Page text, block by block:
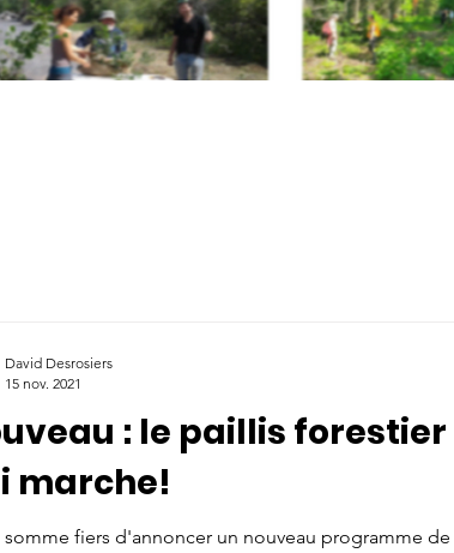
: le paillis
marche!
somme fiers d'annoncer un nouveau programme
David Desrosiers
15 nov. 2021